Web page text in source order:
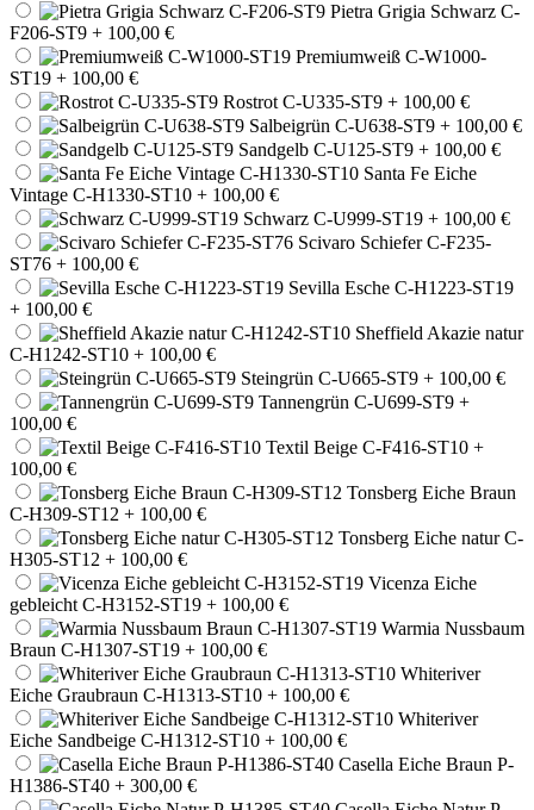
Pietra Grigia Schwarz C-
F206-ST9 + 100,00 €
Premiumweiß C-W1000-
ST19 + 100,00 €
Rostrot C-U335-ST9 + 100,00 €
Salbeigrün C-U638-ST9 + 100,00 €
Sandgelb C-U125-ST9 + 100,00 €
Santa Fe Eiche
Vintage C-H1330-ST10 + 100,00 €
Schwarz C-U999-ST19 + 100,00 €
Scivaro Schiefer C-F235-
ST76 + 100,00 €
Sevilla Esche C-H1223-ST19
+ 100,00 €
Sheffield Akazie natur
C-H1242-ST10 + 100,00 €
Steingrün C-U665-ST9 + 100,00 €
Tannengrün C-U699-ST9 +
100,00 €
Textil Beige C-F416-ST10 +
100,00 €
Tonsberg Eiche Braun
C-H309-ST12 + 100,00 €
Tonsberg Eiche natur C-
H305-ST12 + 100,00 €
Vicenza Eiche
gebleicht C-H3152-ST19 + 100,00 €
Warmia Nussbaum
Braun C-H1307-ST19 + 100,00 €
Whiteriver
Eiche Graubraun C-H1313-ST10 + 100,00 €
Whiteriver
Eiche Sandbeige C-H1312-ST10 + 100,00 €
Casella Eiche Braun P-
H1386-ST40 + 300,00 €